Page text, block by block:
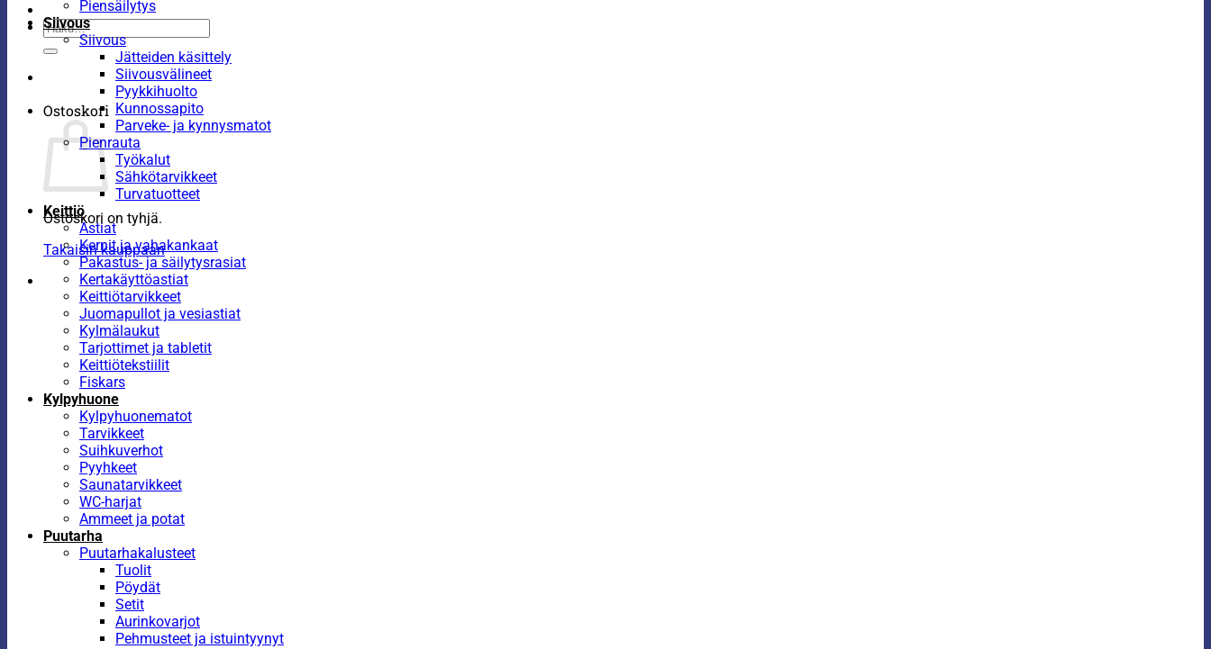
Etsi:
Ostoskori
Ostoskori on tyhjä.
Takaisin kauppaan
Piensäilytys
Siivous
Siivous
Jätteiden käsittely
Siivousvälineet
Pyykkihuolto
Kunnossapito
Parveke- ja kynnysmatot
Pienrauta
Työkalut
Sähkötarvikkeet
Turvatuotteet
Keittiö
Astiat
Kernit ja vahakankaat
Pakastus- ja säilytysrasiat
Kertakäyttöastiat
Keittiötarvikkeet
Juomapullot ja vesiastiat
Kylmälaukut
Tarjottimet ja tabletit
Keittiötekstiilit
Fiskars
Kylpyhuone
Kylpyhuonematot
Tarvikkeet
Suihkuverhot
Pyyhkeet
Saunatarvikkeet
WC-harjat
Ammeet ja potat
Puutarha
Puutarhakalusteet
Tuolit
Pöydät
Setit
Aurinkovarjot
Pehmusteet ja istuintyynyt